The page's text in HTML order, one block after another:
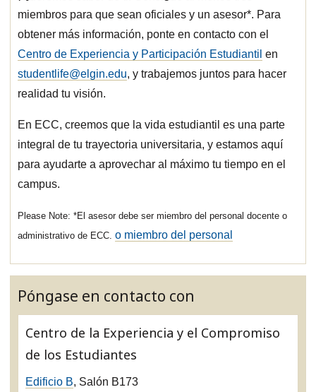
miembros para que sean oficiales y un asesor*. Para
obtener más información, ponte en contacto con el
Centro de Experiencia y Participación Estudiantil en
studentlife@elgin.edu, y trabajemos juntos para hacer
realidad tu visión.
En ECC, creemos que la vida estudiantil es una parte
integral de tu trayectoria universitaria, y estamos aquí
para ayudarte a aprovechar al máximo tu tiempo en el
campus.
*El asesor debe ser miembro del personal docente o
administrativo de ECC.o miembro del personal
Póngase en contacto con
Centro de la Experiencia y el Compromiso
de los Estudiantes
Edificio B, Salón B173